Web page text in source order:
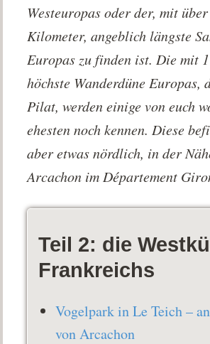
Westeuropas oder der, mit
Kilometer, angeblich längste
Europas zu finden ist. Die mit
höchste Wanderdüne Europas,
Pilat, werden einige von euch
ehesten noch kennen. Diese
aber etwas nördlich, in der
Arcachon im Département
Teil 2: die
Frankreichs
Vogelpark in Le Teich –
von Arcachon